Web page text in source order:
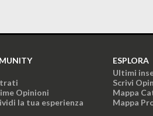
Opinioni
la tua esperienza
ESPLORA
Ultimi
Scrivi
Mappa
Mappa